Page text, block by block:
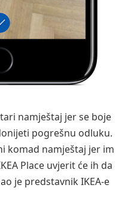
namještaj jer se boje
pogrešnu odluku.
komad namještaj jer im
Place uvjerit će ih da
je predstavnik IKEA-e